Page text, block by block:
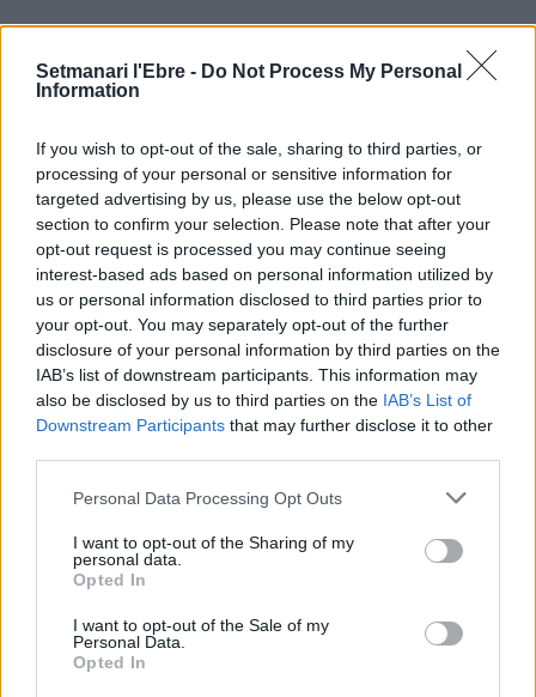
Setmanari l'Ebre - Do Not Process My Personal
Information
If you wish to opt-out of the sale, sharing to third parties, or
processing of your personal or sensitive information for
targeted advertising by us, please use the below opt-out
section to confirm your selection. Please note that after your
opt-out request is processed you may continue seeing
interest-based ads based on personal information utilized by
us or personal information disclosed to third parties prior to
your opt-out. You may separately opt-out of the further
disclosure of your personal information by third parties on the
IAB’s list of downstream participants. This information may
also be disclosed by us to third parties on the IAB’s List of
Downstream Participants that may further disclose it to other
Personal Data Processing Opt Outs
I want to opt-out of the Sharing of my
personal data.
Opted In
I want to opt-out of the Sale of my
Personal Data.
Opted In
ÚLTIMES NOTÍCIES
Festes
31 de juliol de 2026
Caçadors de subvencions
30 de juliol de 2026
Amposta viurà unes festes amb més
de 200 actes i l’expectació per l’eclipsi
Només 3 de cada 10 turistes visiten la
regió de l’Ebre durant juliol i agost